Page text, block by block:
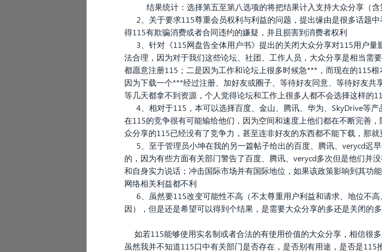
结果统计：选择第五至第八选项的将把结果计入支持大众分享（含
2、关于要求115尊重会员权利与利益的问题，提出缘由是很多话题
得115有欺骗消费或者合同违约的嫌疑，并且损害到消费者权利
3、针对《115网盘告全体用户书》提出的关闭大众分享对115用户量
法合理，因为对于我们这些论坛、社团、工作人员，大众分享是相当需
都愿意注册115；二是因为工作和论坛上很多时候急***，而现在的115
因为下载一个***经过注册、加好友或圈子、等待好友同意、等待好友共
等几天都拿不到资源，个人觉得论坛和工作上很多人都不会选择这样的
4、相对于115，本可以选择百度、金山、腾讯、华为、SkyDrive等
在115的竞争很有可能输给他们，因为空间和速度上他们都在不断完善
众分享的115已经没有了竞争力，甚至连非好友的东西都不能下载，那就
5、至于管理员小坤在我的另一篇帖子给出的百度、腾讯、verycd迟
的，因为有些方面有关部门警告了百度、腾讯、verycd多次但是他们并
和自身实力说话；冲击国际市场并有国际地位，如果该政策影响到其功
网络相关利益都不利
6、虽然要115改变可能性不高（不太尊重用户利益和请求、地位不
因），但是还是希望可以得到个结果，是需要大众分享的多还是关闭的多
如若115能够使用实名制或者合法的有使用价值的大众分享，相信很
虽然我并不知道115口中有关部门是否存在，是否别有用途，是否是